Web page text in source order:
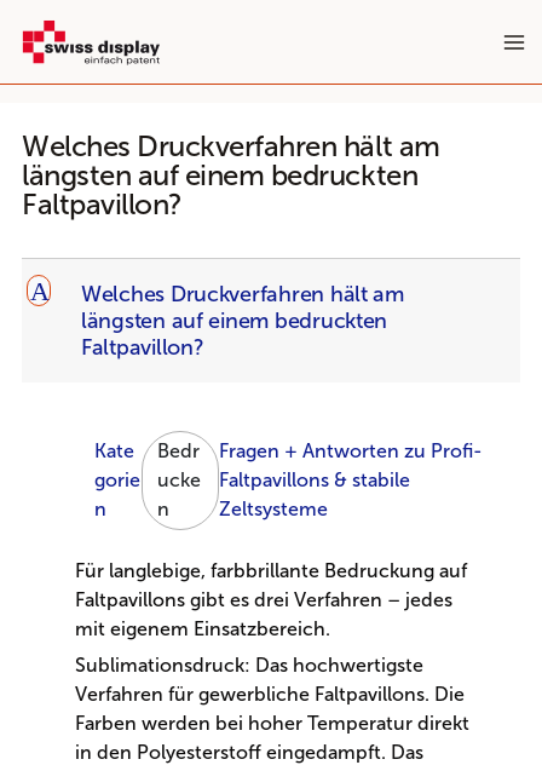
Inhalt
springen
Welches Druckverfahren hält am
längsten auf einem bedruckten
Faltpavillon?
A
Welches Druckverfahren hält am
längsten auf einem bedruckten
Faltpavillon?
Kate
gorie
n
Bedr
ucke
n
Fragen + Antworten zu Profi-
Faltpavillons & stabile
Zeltsysteme
Für langlebige, farbbrillante Bedruckung auf
Faltpavillons gibt es drei Verfahren – jedes
mit eigenem Einsatzbereich.
Sublimationsdruck: Das hochwertigste
Verfahren für gewerbliche Faltpavillons. Die
Farben werden bei hoher Temperatur direkt
in den Polyesterstoff eingedampft. Das